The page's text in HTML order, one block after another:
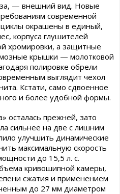
— внешний вид. Новые
современной
окрашены в единый,
корпуса глушителей
хромировки, а защитные
крышки — молотковой
полировке обрели
выглядит чехол
Кстати, само сдвоенное
и более удобной формы.
осталась прежней, зато
сильнее на две с лишним
улучшить динамические
максимальную скорость
до 15,5 л. с.
кривошипной камеры,
сжатия и применением
до 27 мм диаметром